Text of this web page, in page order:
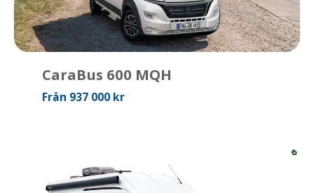
CaraBus 600 MQH
Från 937 000 kr